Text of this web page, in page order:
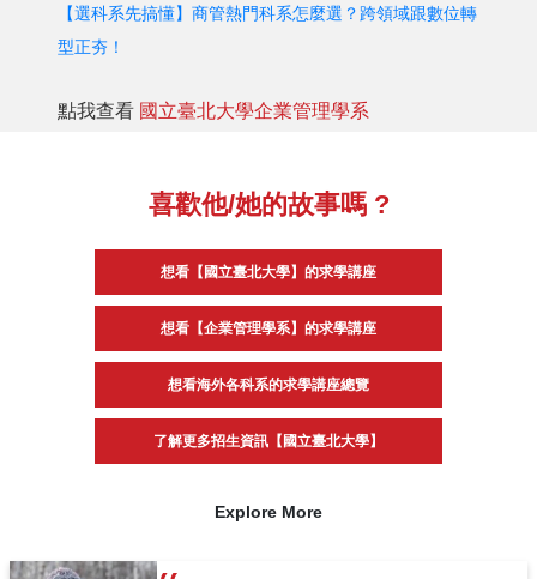
【選科系先搞懂】商管熱門科系怎麼選？跨領域跟數位轉
型正夯！
點我查看 國立臺北大學企業管理學系
喜歡他/她的故事嗎 ?
想看【國立臺北大學】的求學講座
想看【企業管理學系】的求學講座
想看海外各科系的求學講座總覽
了解更多招生資訊【國立臺北大學】
Explore More